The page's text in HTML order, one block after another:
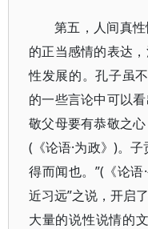
第五，人间真
的正当感情的表达
性发展的。孔子虽
的一些言论中可以
敬父母要有恭敬之
(《论语·为政》)。
得而闻也。”(《论
近习远”之说，开启
大量的说性说情的